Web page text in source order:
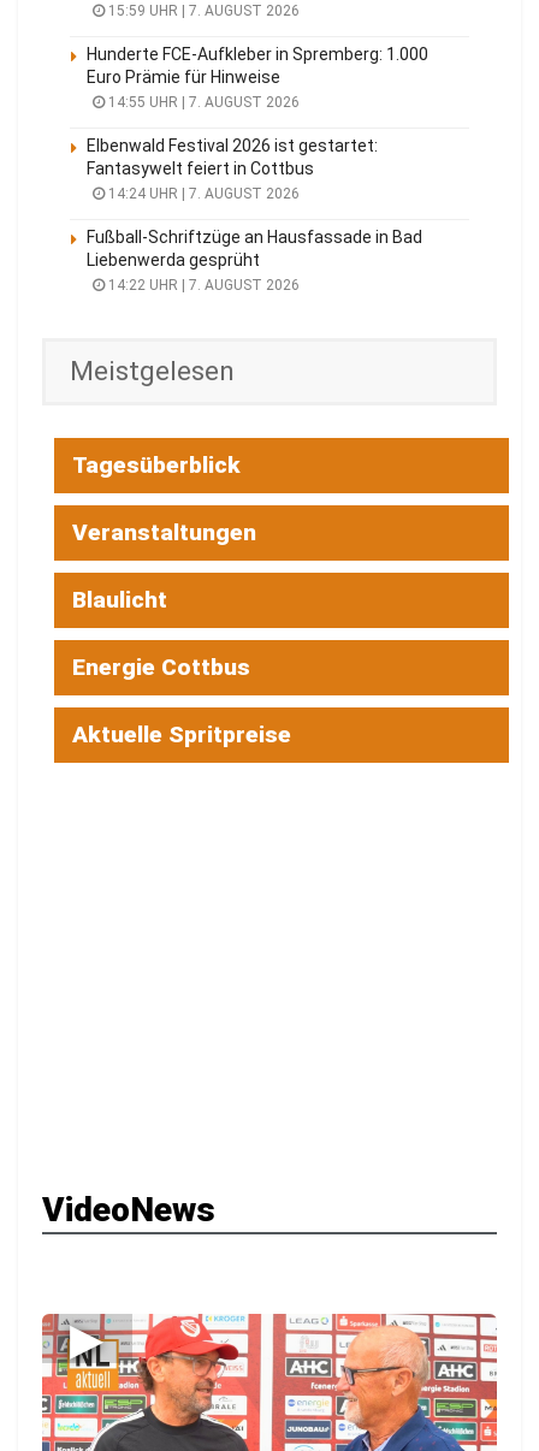
15:59 UHR | 7. AUGUST 2026
Hunderte FCE-Aufkleber in Spremberg: 1.000
Euro Prämie für Hinweise
14:55 UHR | 7. AUGUST 2026
Elbenwald Festival 2026 ist gestartet:
Fantasywelt feiert in Cottbus
14:24 UHR | 7. AUGUST 2026
Fußball-Schriftzüge an Hausfassade in Bad
Liebenwerda gesprüht
14:22 UHR | 7. AUGUST 2026
Meistgelesen
Tagesüberblick
Veranstaltungen
Blaulicht
Energie Cottbus
Aktuelle Spritpreise
VideoNews
▶